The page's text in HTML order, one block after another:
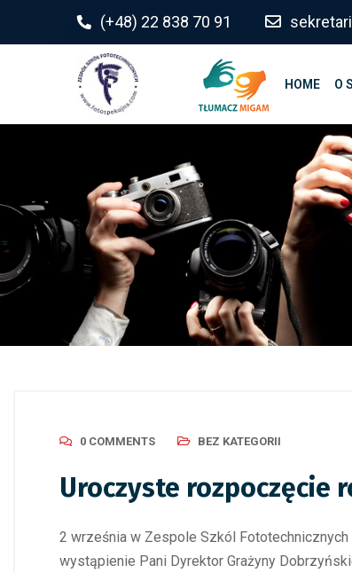
(+48) 22 838 70 91
HOME O
0 COMMENTS BEZ KATEGORII
Uroczyste rozpoczęcie
2 września w Zespole Szkól
wystąpienie Pani Dyrektor Grażyny